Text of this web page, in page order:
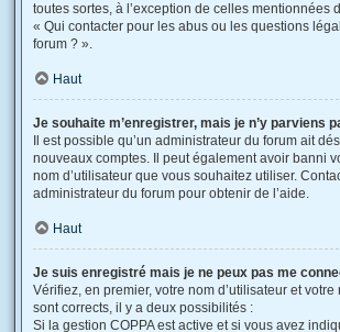
toutes sortes, à l’exception de celles mentionnées
« Qui contacter pour les abus ou les questions
forum ? ».
Haut
Je souhaite m’enregistrer, mais je n’y parviens
Il est possible qu’un administrateur du forum ait
nouveaux comptes. Il peut également avoir banni
nom d’utilisateur que vous souhaitez utiliser.
administrateur du forum pour obtenir de l’aide.
Haut
Je suis enregistré mais je ne peux pas me
Vérifiez, en premier, votre nom d’utilisateur et votre
sont corrects, il y a deux possibilités :
Si la gestion COPPA est active et si vous avez